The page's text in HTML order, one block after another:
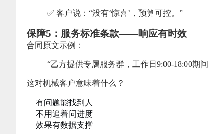
✅ 客户说：“没有‘惊喜’，预算可控。”
保障5：服务标准条款——响应有时效
合同原文示例：
“乙方提供专属服务群，工作日9:00-18:00期
这对机械客户意味着什么？
有问题能找到人
不用追着问进度
效果有数据支撑